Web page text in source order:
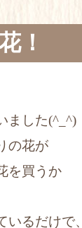
！
ました(^_^)
の花が
を買うか
いるだけで、